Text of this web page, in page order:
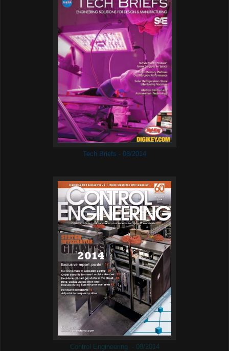
Tech Briefs - 08/2014
Control Engineering - 08/2014